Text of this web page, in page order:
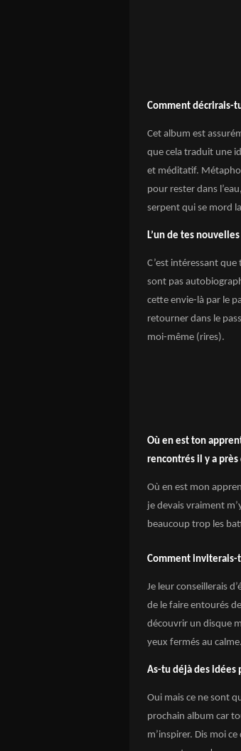
Comment décrirais-
Cet album est
que cela traduit une
et méditatif.
pour rester dans
serpent qui se mord
L’un de tes
C’est intéressant
sont pas
cette envie-là par le
retourner dans le
moi-même (rires).
Où en est ton
rencontrés il y a près
Où en est mon
je devais vraiment
beaucoup trop les
Comment inviterais-
Je leur conseillerais
de le faire entourés
découvrir un disque
yeux fermés au calme.
As-tu déjà des idées
Oui mais ce ne sont
prochain album car
m’inspirer. Dis moi